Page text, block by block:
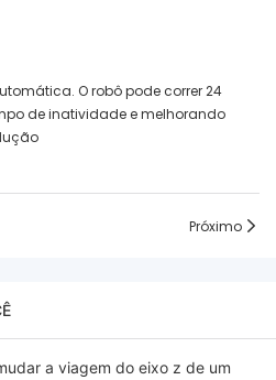
O robô pode correr 24
de inatividade e melhorando
Próximo
a viagem do eixo z de um